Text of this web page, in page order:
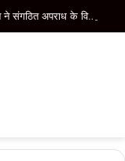
Punjab : पंजाब पुलिस के ‘गैंगस्टरां ते वार’ अभियान ने संगठित अपराध के विरुद्ध निरंतर कार्रवाई के 200 दिन पूरे किए